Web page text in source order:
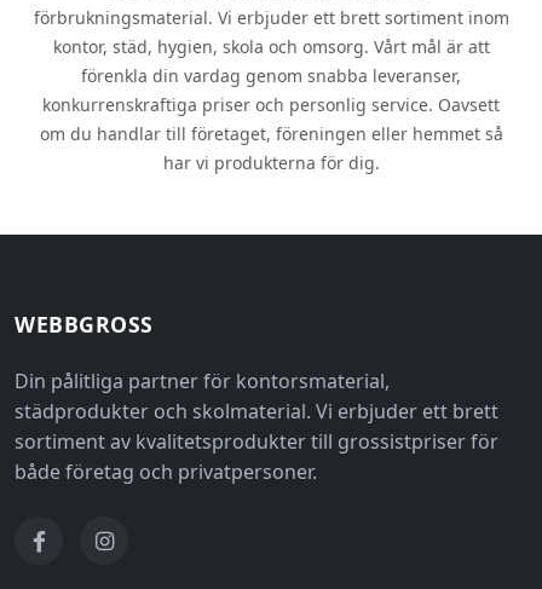
förbrukningsmaterial. Vi erbjuder ett brett sortiment inom
kontor, städ, hygien, skola och omsorg. Vårt mål är att
förenkla din vardag genom snabba leveranser,
konkurrenskraftiga priser och personlig service. Oavsett
om du handlar till företaget, föreningen eller hemmet så
har vi produkterna för dig.
WEBBGROSS
Din pålitliga partner för kontorsmaterial,
städprodukter och skolmaterial. Vi erbjuder ett brett
sortiment av kvalitetsprodukter till grossistpriser för
både företag och privatpersoner.